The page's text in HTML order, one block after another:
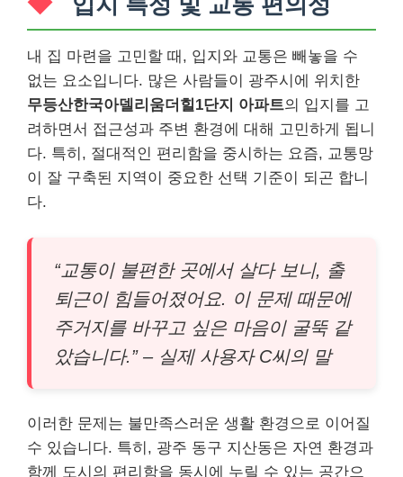
내 집 마련을 고민할 때, 입지와 교통은 빼놓을 수
없는 요소입니다. 많은 사람들이 광주시에 위치한
무등산한국아델리움더힐1단지 아파트의 입지를 고
려하면서 접근성과 주변 환경에 대해 고민하게 됩니
다. 특히, 절대적인 편리함을 중시하는 요즘, 교통망
이 잘 구축된 지역이 중요한 선택 기준이 되곤 합니
다.
“교통이 불편한 곳에서 살다 보니, 출
퇴근이 힘들어졌어요. 이 문제 때문에
주거지를 바꾸고 싶은 마음이 굴뚝 같
았습니다.” – 실제 사용자 C씨의 말
이러한 문제는 불만족스러운 생활 환경으로 이어질
수 있습니다. 특히, 광주 동구 지산동은 자연 환경과
함께 도시의 편리함을 동시에 누릴 수 있는 공간으